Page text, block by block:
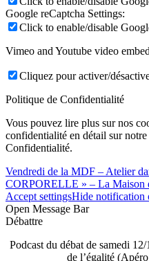
Google reCaptcha Settings:
Click to enable/disable
Vimeo and Youtube video
Cliquez pour activer/
Politique de Confidentialité
Vous pouvez lire plus sur nos
confidentialité en détail sur
Confidentialité.
Vendredi de la MDF – Atelier
CORPORELLE » – La Maison
Accept settingsHide notification
Open Message Bar
Débattre
Podcast du débat de samedi
de l’égalité